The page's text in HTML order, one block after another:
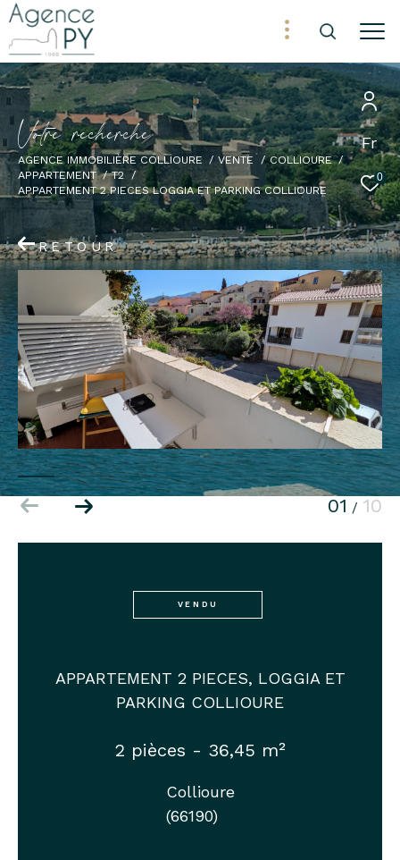
Fr
0
Votre recherche
AGENCE IMMOBILIÈRE COLLIOURE VENTE
COLLIOURE
APPARTEMENT
T2
APPARTEMENT 2 PIECES LOGGIA ET PARKING COLLIOURE
RETOUR
01 / 10
VENDU
APPARTEMENT 2 PIECES, LOGGIA ET
PARKING COLLIOURE
2 pièces - 36,45 m²
Collioure
(66190)